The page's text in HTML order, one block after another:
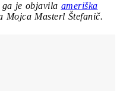
je objavila ameriška
Mojca Masterl Štefanič.